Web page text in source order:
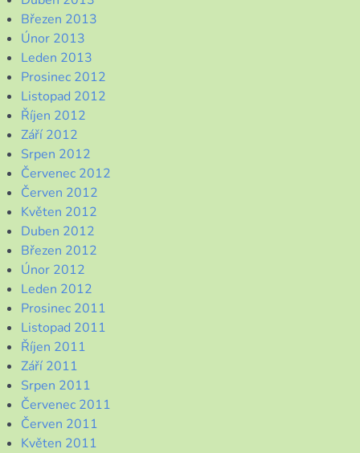
Březen 2013
Únor 2013
Leden 2013
Prosinec 2012
Listopad 2012
Říjen 2012
Září 2012
Srpen 2012
Červenec 2012
Červen 2012
Květen 2012
Duben 2012
Březen 2012
Únor 2012
Leden 2012
Prosinec 2011
Listopad 2011
Říjen 2011
Září 2011
Srpen 2011
Červenec 2011
Červen 2011
Květen 2011